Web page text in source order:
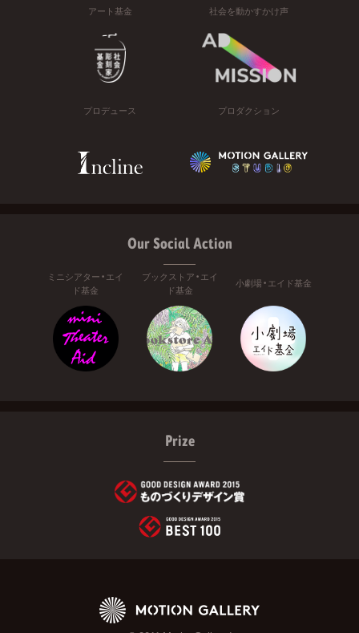
アート基金 社会を動かすかけ声
プロデュース プロダクション
Our Social Action
ミニシアター・エイ
ド基金
ブックストア・エイ
ド基金
小劇場・エイド基金
Prize